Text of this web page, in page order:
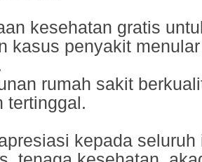
kesehatan gratis
kasus penyakit
rumah sakit
tertinggal.
kepada